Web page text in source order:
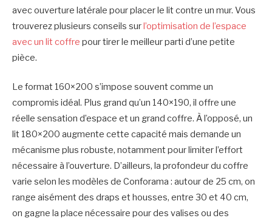
avec ouverture latérale pour placer le lit contre un mur. Vous
trouverez plusieurs conseils surl’optimisation de l’espace
avec un lit coffre pour tirer le meilleur parti d’une petite
pièce.
Le format 160×200 s’impose souvent comme un
compromis idéal. Plus grand qu’un 140×190, il offre une
réelle sensation d’espace et un grand coffre. À l’opposé, un
lit 180×200 augmente cette capacité mais demande un
mécanisme plus robuste, notamment pour limiter l’effort
nécessaire à l’ouverture. D’ailleurs, la profondeur du coffre
varie selon les modèles de Conforama : autour de 25 cm, on
range aisément des draps et housses, entre 30 et 40 cm,
on gagne la place nécessaire pour des valises ou des